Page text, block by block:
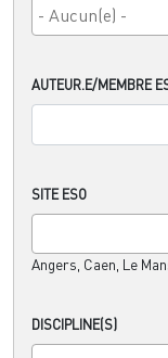
AUTEUR.E/MEMBRE
SITE ESO
Angers, Caen, Le
DISCIPLINE(S)